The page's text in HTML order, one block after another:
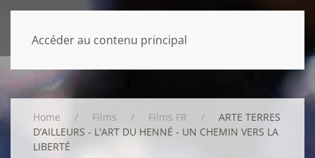
Accéder au contenu principal
Home Films Films FR
ARTE TERRES
D’AILLEURS - L'ART DU HENNÉ - UN CHEMIN VERS LA
LIBERTÉ